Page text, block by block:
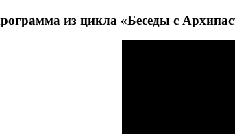
из цикла «Беседы с